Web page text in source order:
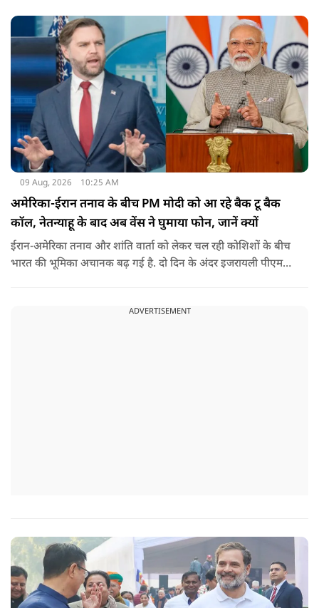
09 Aug, 2026 10:25 AM
अमेरिका-ईरान तनाव के बीच PM मोदी को आ रहे बैक टू बैक
कॉल, नेतन्याहू के बाद अब वेंस ने घुमाया फोन, जानें क्यों
ईरान-अमेरिका तनाव और शांति वार्ता को लेकर चल रही कोशिशों के बीच
भारत की भूमिका अचानक बढ़ गई है. दो दिन के अंदर इजरायली पीएम
ADVERTISEMENT